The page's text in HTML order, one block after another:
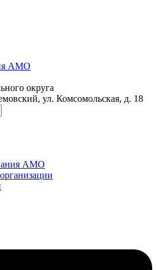
округа
ул. Комсомольская, д. 18
АМО